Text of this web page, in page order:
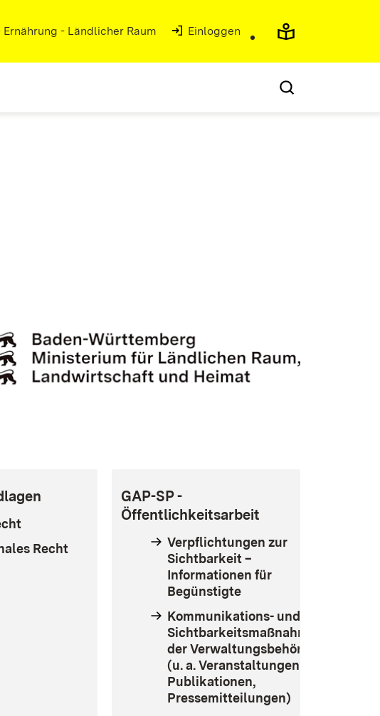
- Ländlicher Raum Einloggen
Recht
GAP-SP-
Öffentlichkeitsarbeit
Verpflichtungen zur
Sichtbarkeit –
Informationen für
Begünstigte
Kommunikations- und
Sichtbarkeitsmaßnahmen
der Verwaltungsbehörde
(u. a. Veranstaltungen,
Publikationen,
Pressemitteilungen)